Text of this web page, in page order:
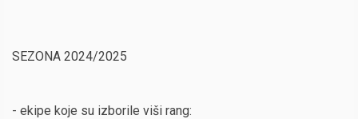
SEZONA 2024/2025
- ekipe koje su izborile viši rang: